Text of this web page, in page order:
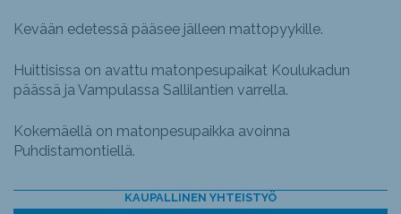
Kevään edetessä pääsee jälleen mattopyykille.
Huittisissa on avattu matonpesupaikat Koulukadun
päässä ja Vampulassa Sallilantien varrella.
Kokemäellä on matonpesupaikka avoinna
Puhdistamontiellä.
KAUPALLINEN YHTEISTYÖ